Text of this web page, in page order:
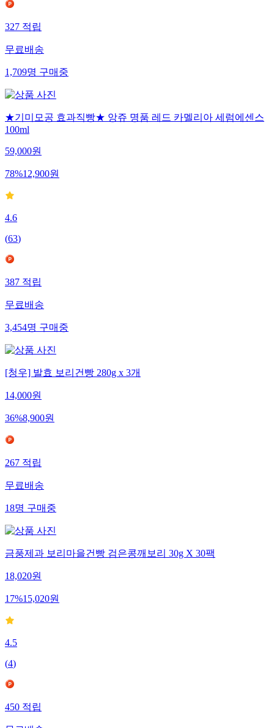
327적립
무료배송
1,709명구매중
★기미모공 효과직빵★ 앙쥬 명품 레드 카멜리아 세럼에센스
100ml
59,000원
78%12,900원
4.6
(63)
387적립
무료배송
3,454명구매중
[청우] 발효 보리건빵 280g x 3개
14,000원
36%8,900원
267적립
무료배송
18명구매중
금풍제과 보리마을건빵 검은콩깨보리 30g X 30팩
18,020원
17%15,020원
4.5
(4)
450적립